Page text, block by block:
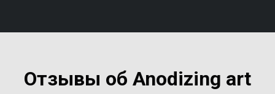
Отзывы об Anodizing art